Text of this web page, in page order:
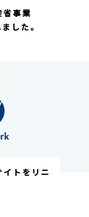
事業
した。
トをリニ